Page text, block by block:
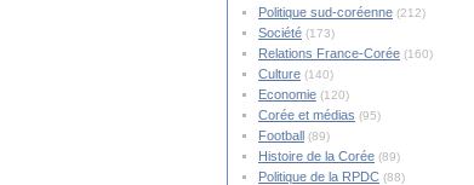
Politique sud-coréenne (212)
Société (173)
Relations France-Corée (160)
Culture (140)
Economie (120)
Corée et médias (95)
Football (89)
Histoire de la Corée (89)
Politique de la RPDC (88)